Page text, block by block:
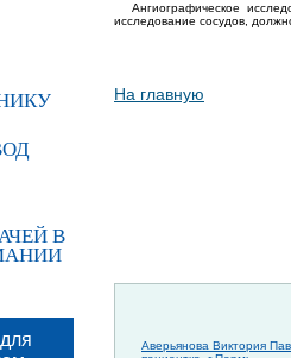
В
Ангиографическое
исследование сосудов,
На главную
Аверьянова Виктория